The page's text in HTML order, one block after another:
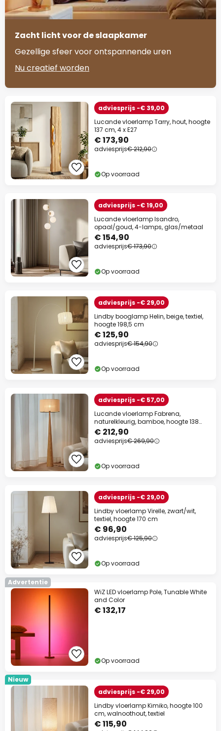
Zacht licht voor de slaapkamer
Gezellige sfeer voor ontspannende uren
Nu creatief worden
adviesprijs -€ 39,00
Lucande vloerlamp Tarry, hout, hoogte
137 cm, 4 x E27
€ 173,90
adviesprijs€ 212,90
Op voorraad
adviesprijs -€ 19,00
Lucande vloerlamp Isandro,
opaal/goud, 4-lamps, glas/metaal
€ 154,90
adviesprijs€ 173,90
Op voorraad
adviesprijs -€ 29,00
Lindby booglamp Helin, beige, textiel,
hoogte 198,5 cm
€ 125,90
adviesprijs€ 154,90
Op voorraad
adviesprijs -€ 57,00
Lucande vloerlamp Fabrena,
naturelkleurig, bamboe, hoogte 138
cm
€ 212,90
adviesprijs€ 269,90
Op voorraad
adviesprijs -€ 29,00
Lindby vloerlamp Virelle, zwart/wit,
textiel, hoogte 170 cm
€ 96,90
adviesprijs€ 125,90
Op voorraad
Advertentie
WiZ LED vloerlamp Pole, Tunable White
and Color
€ 132,17
Op voorraad
Nieuw
adviesprijs -€ 29,00
Lindby vloerlamp Kimiko, hoogte 100
cm, walnoothout, textiel
€ 115,90